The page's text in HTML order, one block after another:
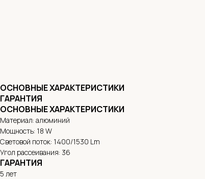
ОСНОВНЫЕ ХАРАКТЕРИСТИКИ
ГАРАНТИЯ
ОСНОВНЫЕ ХАРАКТЕРИСТИКИ
Материал: алюминий
Мощность: 18 W
Световой поток: 1400/1530 Lm
Угол рассеивания: 36
ГАРАНТИЯ
5 лет